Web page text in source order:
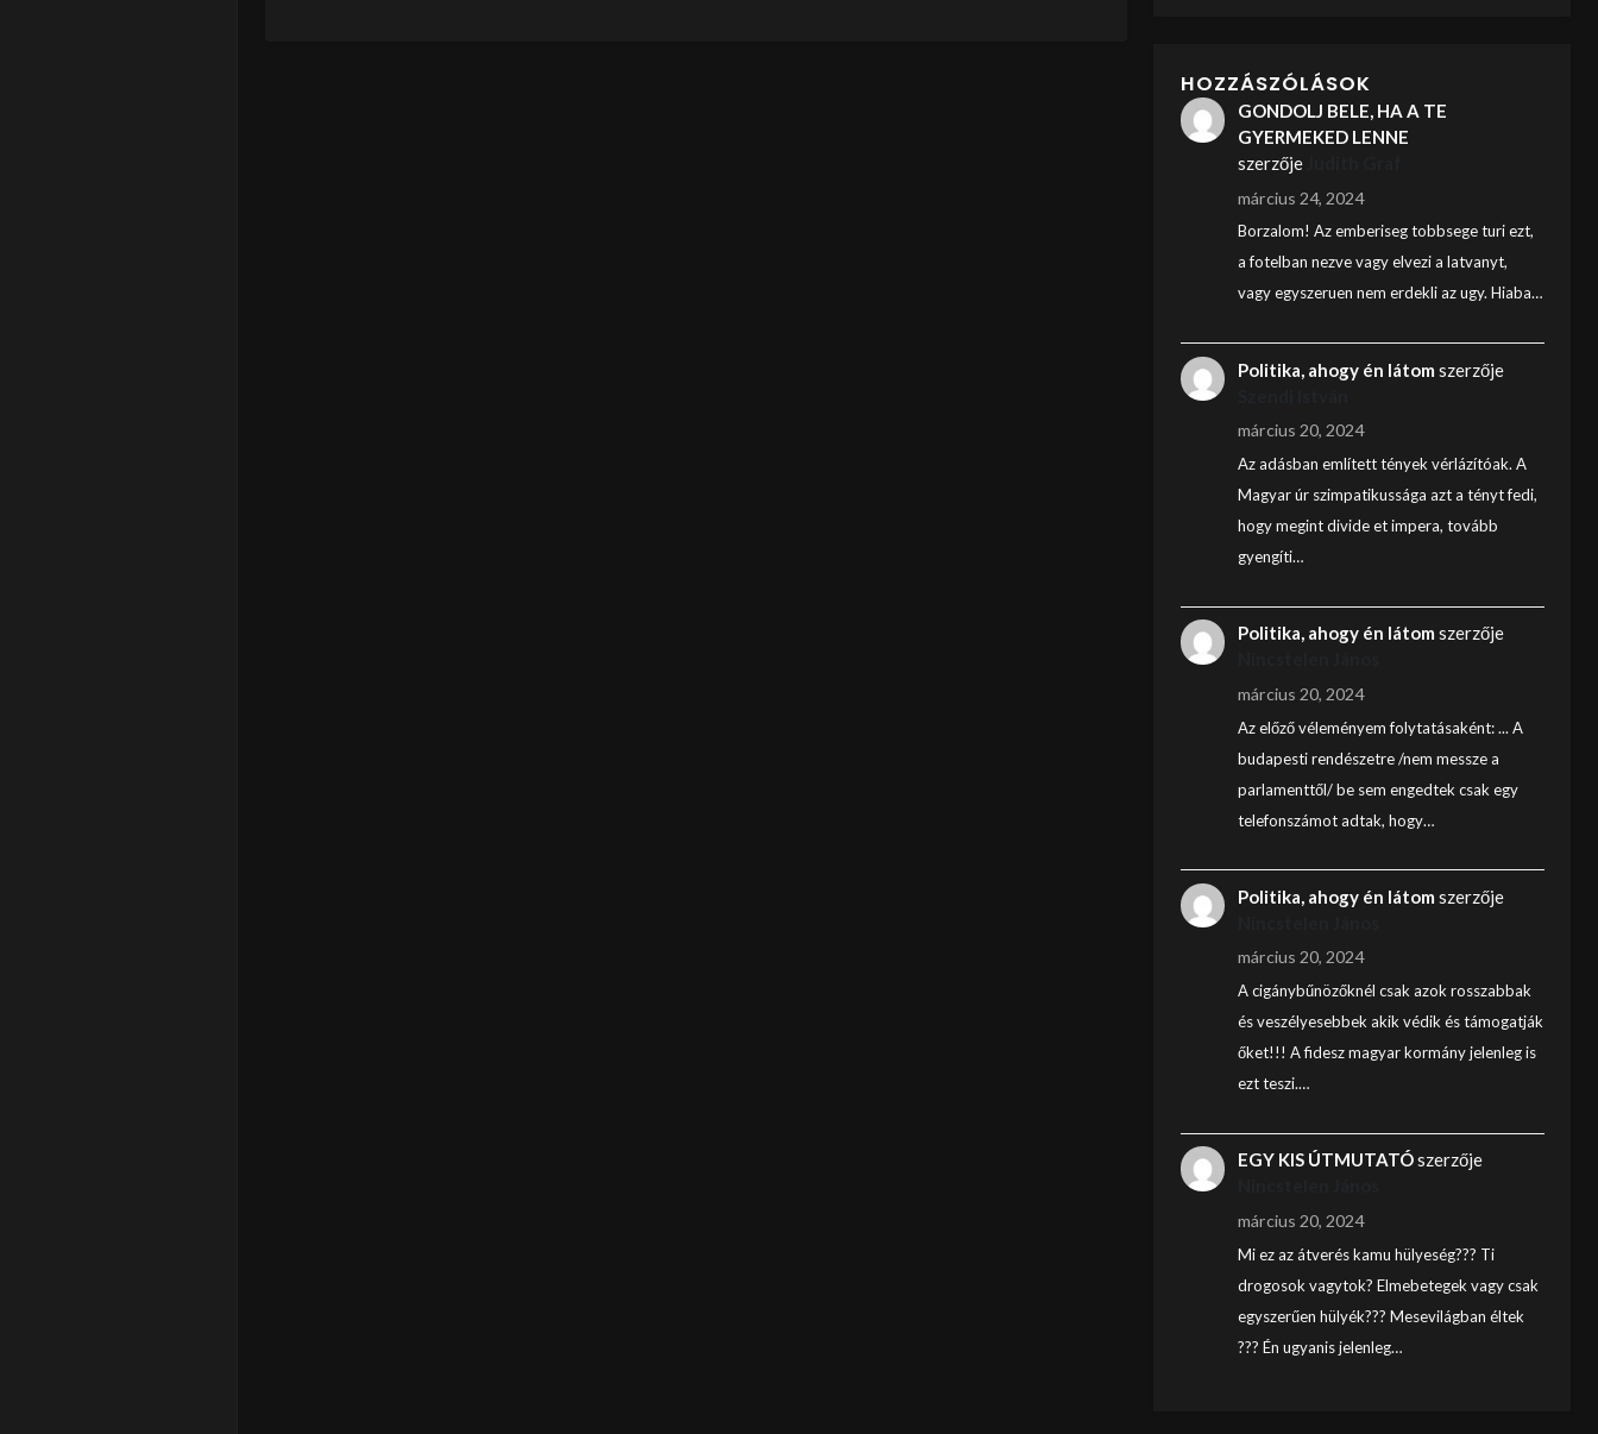
HOZZÁSZÓLÁSOK
GONDOLJ BELE, HA A TE
GYERMEKED LENNE
szerzője
március 24, 2024
Borzalom! Az emberiseg tobbsege turi ezt,
a fotelban nezve vagy elvezi a latvanyt,
vagy egyszeruen nem erdekli az ugy. Hiaba…
Politika, ahogy én látom szerzője
március 20, 2024
Az adásban említett tények vérlázítóak. A
Magyar úr szimpatikussága azt a tényt fedi,
hogy megint divide et impera, tovább
gyengíti…
Politika, ahogy én látom szerzője
március 20, 2024
Az előző véleményem folytatásaként: ... A
budapesti rendészetre /nem messze a
parlamenttől/ be sem engedtek csak egy
telefonszámot adtak, hogy…
Politika, ahogy én látom szerzője
március 20, 2024
A cigánybűnözőknél csak azok rosszabbak
és veszélyesebbek akik védik és támogatják
őket!!! A fidesz magyar kormány jelenleg is
ezt teszi.…
EGY KIS ÚTMUTATÓszerzője
március 20, 2024
Mi ez az átverés kamu hülyeség??? Ti
drogosok vagytok? Elmebetegek vagy csak
egyszerűen hülyék??? Mesevilágban éltek
??? Én ugyanis jelenleg…